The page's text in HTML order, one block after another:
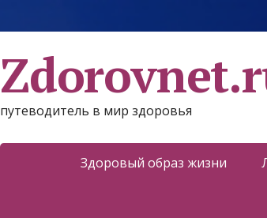
путеводитель в мир здоровья
Здоровый образ жизни